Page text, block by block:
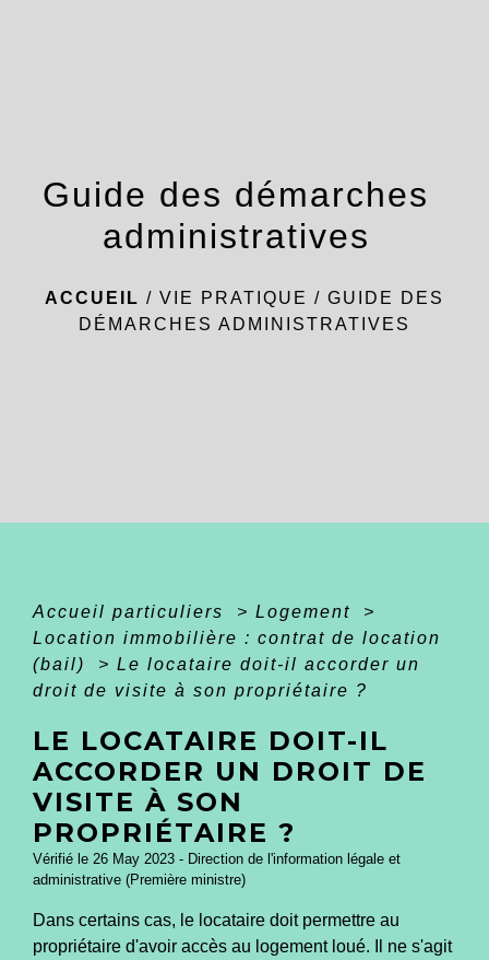
Guide des démarches
administratives
ACCUEIL / VIE PRATIQUE / GUIDE DES
DÉMARCHES ADMINISTRATIVES
Accueil particuliers > Logement
>
Location immobilière : contrat de location
(bail)
> Le locataire doit-il accorder un
droit de visite à son propriétaire ?
LE LOCATAIRE DOIT-IL
ACCORDER UN DROIT DE
VISITE À SON
PROPRIÉTAIRE ?
Vérifié le 26 May 2023 - Direction de l'information légale et
administrative (Première ministre)
Dans certains cas, le locataire doit permettre au
propriétaire d'avoir accès au logement loué. Il ne s'agit